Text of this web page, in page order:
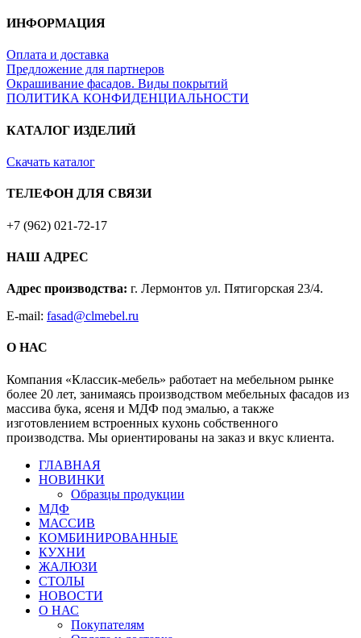
ИНФОРМАЦИЯ
Оплата и доставка
Предложение для партнеров
Окрашивание фасадов. Виды покрытий
ПОЛИТИКА КОНФИДЕНЦИАЛЬНОСТИ
КАТАЛОГ ИЗДЕЛИЙ
Скачать каталог
ТЕЛЕФОН ДЛЯ СВЯЗИ
+7 (962) 021-72-17
НАШ АДРЕС
Адрес производства: г. Лермонтов ул. Пятигорская 23/4.
E-mail: fasad@clmebel.ru
О НАС
Компания «Классик-мебель» работает на мебельном рынке
более 20 лет, занимаясь производством мебельных фасадов из
массива бука, ясеня и МДФ под эмалью, а также
изготовлением встроенных кухонь собственного
производства. Мы ориентированы на заказ и вкус клиента.
Close
Menu
ГЛАВНАЯ
НОВИНКИ
Образцы продукции
МДФ
МАССИВ
КОМБИНИРОВАННЫЕ
КУХНИ
ЖАЛЮЗИ
СТОЛЫ
НОВОСТИ
О НАС
Покупателям